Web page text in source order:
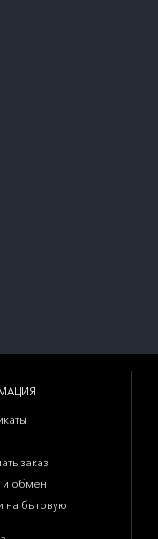
заказ
и обмен
на бытовую